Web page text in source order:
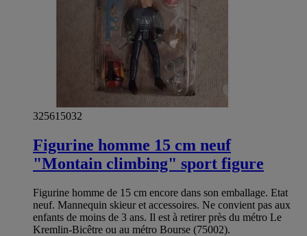
325615032
Figurine homme 15 cm neuf
"Montain climbing" sport figure
Figurine homme de 15 cm encore dans son emballage. Etat
neuf. Mannequin skieur et accessoires. Ne convient pas aux
enfants de moins de 3 ans. Il est à retirer près du métro Le
Kremlin-Bicêtre ou au métro Bourse (75002).